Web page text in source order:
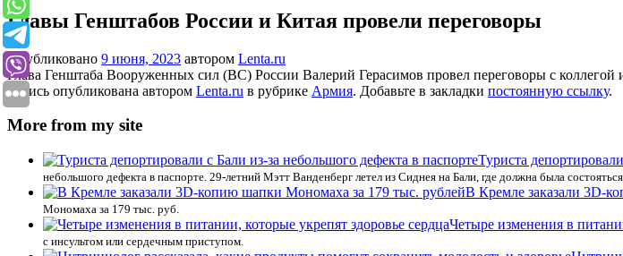
Главы Генштабов России и Китая провели переговоры
Опубликовано 9 июня, 2023 автором Lenta.ru
Глава Генштаба Вооруженных сил (ВС) России Валерий Герасимов провел переговоры с
Запись опубликована автором Lenta.ru в рубрике Армия. Добавьте в закладки постоянную ссылку.
More from my site
Туриста
небольшого дефекта в паспорте. 29-летний Мэтт Ванденберг летел из Сиднея на Бали, где должна была
В Кремле заказали 3D-
Мономаха за 179 тыс. руб.
Четыре изменения в
с инсультом или сердечным приступом.